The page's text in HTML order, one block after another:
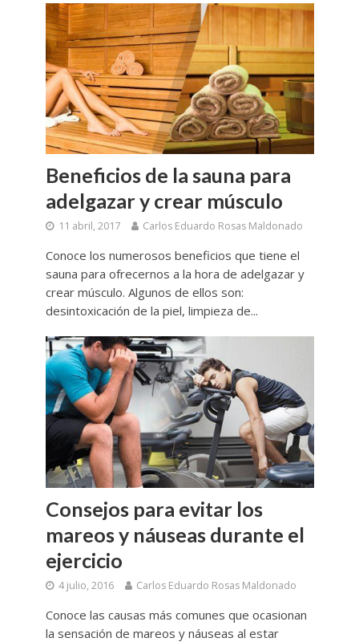
Beneficios de la sauna para
adelgazar y crear músculo
11 abril, 2017 Carlos Eduardo Rosas Maldonado
Conoce los numerosos beneficios que tiene el
sauna para ofrecernos a la hora de adelgazar y
crear músculo. Algunos de ellos son:
desintoxicación de la piel, limpieza de...
Consejos para evitar los
mareos y náuseas durante el
ejercicio
4 julio, 2016 Carlos Eduardo Rosas Maldonado
Conoce las causas más comunes que ocasionan
la sensación de mareos y náuseas al estar